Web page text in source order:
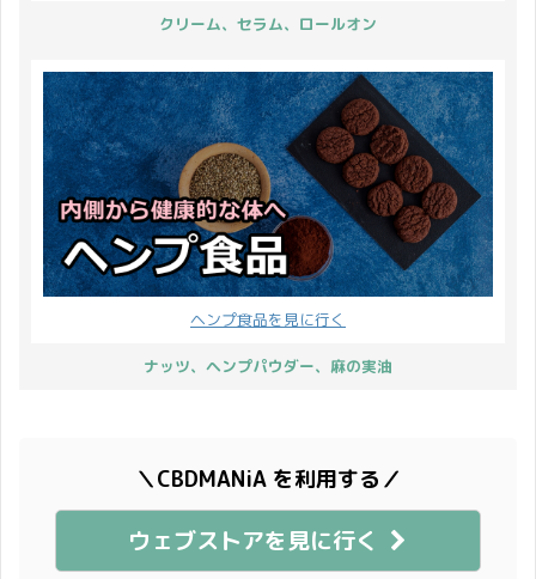
クリーム、セラム、ロールオン
ヘンプ食品を見に行く
ナッツ、ヘンプパウダー、麻の実油
＼CBDMANiA を利用する／
ウェブストアを見に行く